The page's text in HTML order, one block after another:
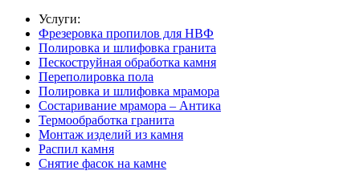
Услуги:
Фрезеровка пропилов для НВФ
Полировка и шлифовка гранита
Пескоструйная обработка камня
Переполировка пола
Полировка и шлифовка мрамора
Состаривание мрамора – Антика
Термообработка гранита
Монтаж изделий из камня
Распил камня
Снятие фасок на камне